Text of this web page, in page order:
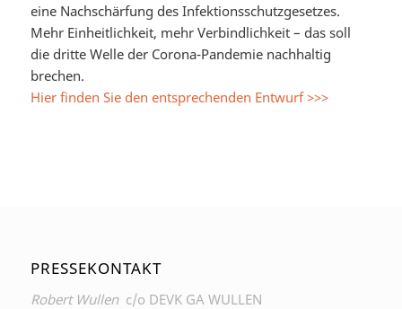
eine Nachschärfung des Infektionsschutzgesetzes.
Mehr Einheitlichkeit, mehr Verbindlichkeit – das soll
die dritte Welle der Corona-Pandemie nachhaltig
brechen.
Hier finden Sie den entsprechenden Entwurf >>>
PRESSEKONTAKT
Robert Wullen c/o DEVK GA WULLEN